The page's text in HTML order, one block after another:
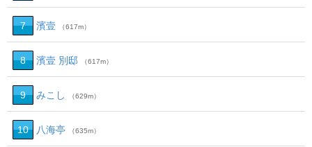
7 濱壹 （617m）
8 濱壹 別邸 （617m）
9 みこし （629m）
10 八海亭 （635m）